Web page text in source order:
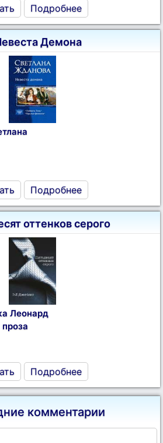
Подробнее
Демона
Подробнее
оттенков серого
Леонард
Подробнее
комментарии